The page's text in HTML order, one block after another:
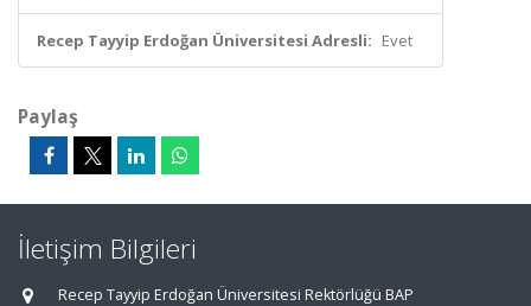
Recep Tayyip Erdoğan Üniversitesi Adresli: Evet
Paylaş
İletişim Bilgileri
Recep Tayyip Erdoğan Üniversitesi Rektörlüğü BAP